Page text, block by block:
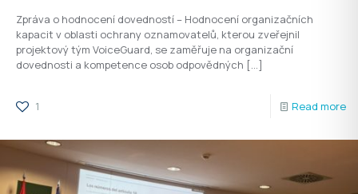
Zpráva o hodnocení dovedností – Hodnocení organizačních
kapacit v oblasti ochrany oznamovatelů, kterou zveřejnil
projektový tým VoiceGuard, se zaměřuje na organizační
dovednosti a kompetence osob odpovědných […]
1 Read more